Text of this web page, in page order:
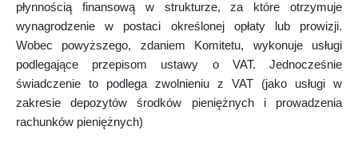
płynnością finansową w strukturze, za które otrzymuje
wynagrodzenie w postaci określonej opłaty lub prowizji.
Wobec powyższego, zdaniem Komitetu, wykonuje usługi
podlegające przepisom ustawy o VAT. Jednocześnie
świadczenie to podlega zwolnieniu z VAT (jako usługi w
zakresie depozytów środków pieniężnych i prowadzenia
rachunków pieniężnych)